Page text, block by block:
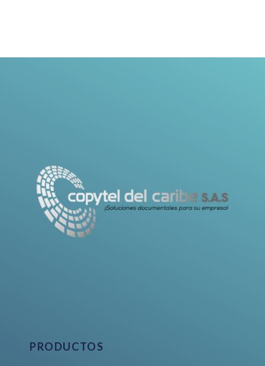
PRODUCTOS